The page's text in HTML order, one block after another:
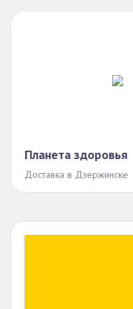
Планета здоровья
Доставка в Дзержинске